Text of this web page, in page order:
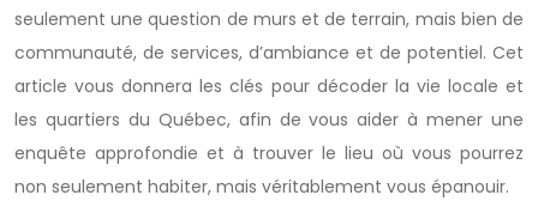
seulement une question de murs et de terrain, mais bien de
communauté, de services, d’ambiance et de potentiel. Cet
article vous donnera les clés pour décoder la vie locale et
les quartiers du Québec, afin de vous aider à mener une
enquête approfondie et à trouver le lieu où vous pourrez
non seulement habiter, mais véritablement vous épanouir.